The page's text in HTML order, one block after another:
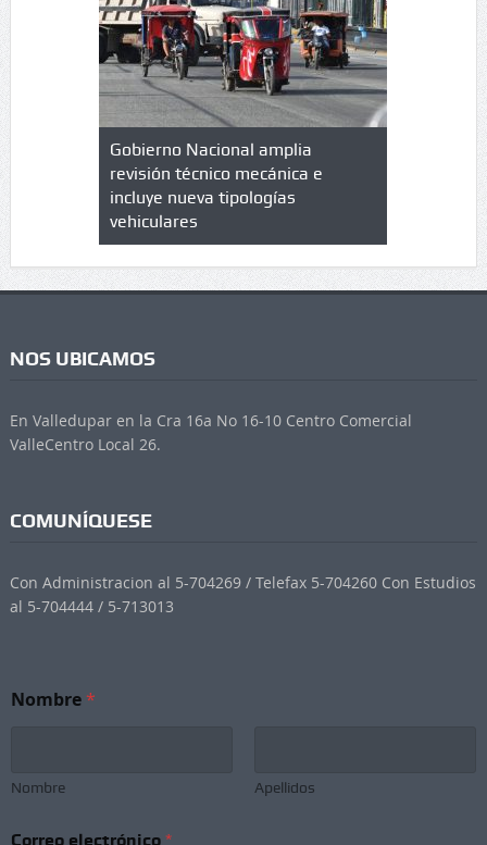
de
en
Gobierno Nacional amplia
revisión técnico mecánica e
incluye nueva tipologías
vehiculares
Qué es
NOS UBICAMOS
En Valledupar en la Cra 16a No 16-10 Centro Comercial
ValleCentro Local 26.
COMUNÍQUESE
Con Administracion al 5-704269 / Telefax 5-704260 Con Estudios
al 5-704444 / 5-713013
Nombre*
Nombre Apellidos
Correo electrónico *